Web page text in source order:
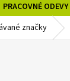
PRACOVNÉ ODEVY
značky